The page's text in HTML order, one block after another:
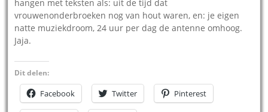
hangen met teksten als: uit de tijd dat
vrouwenonderbroeken nog van hout waren, en: je eigen
natte muziekdroom, 24 uur per dag de antenne omhoog.
Jaja.
Dit delen:
Facebook Twitter Pinterest